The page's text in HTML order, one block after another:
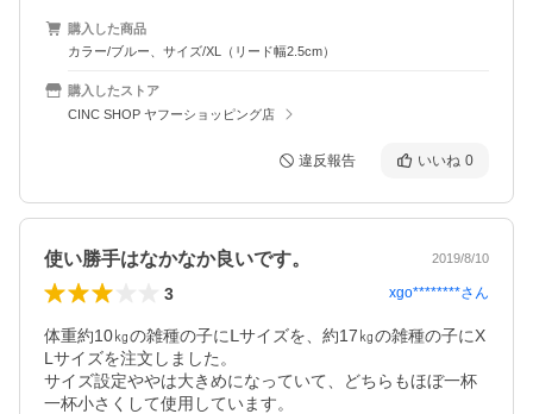
購入した商品
カラー/ブルー、サイズ/XL（リード幅2.5cm）
購入したストア
CINC SHOP ヤフーショッピング店
違反報告 いいね 0
使い勝手はなかなか良いです。 2019/8/10
3 xgo********さん
体重約10㎏の雑種の子にⅬサイズを、約17㎏の雑種の子にX
Lサイズを注文しました。
サイズ設定ややは大きめになっていて、どちらもほぼ一杯
一杯小さくして使用しています。